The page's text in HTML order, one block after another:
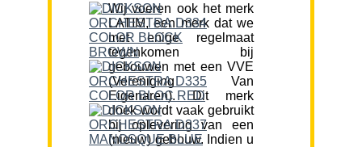
Wij voeren ook het merk
LATIM, een merk dat we
met enige regelmaat
tegenkomen bij
gebouwen met een VVE
(Vereniging Van
Eigenaren). Dit merk
doek wordt vaak gebruikt
bij oplevering van een
(nieuw) gebouw. Indien u